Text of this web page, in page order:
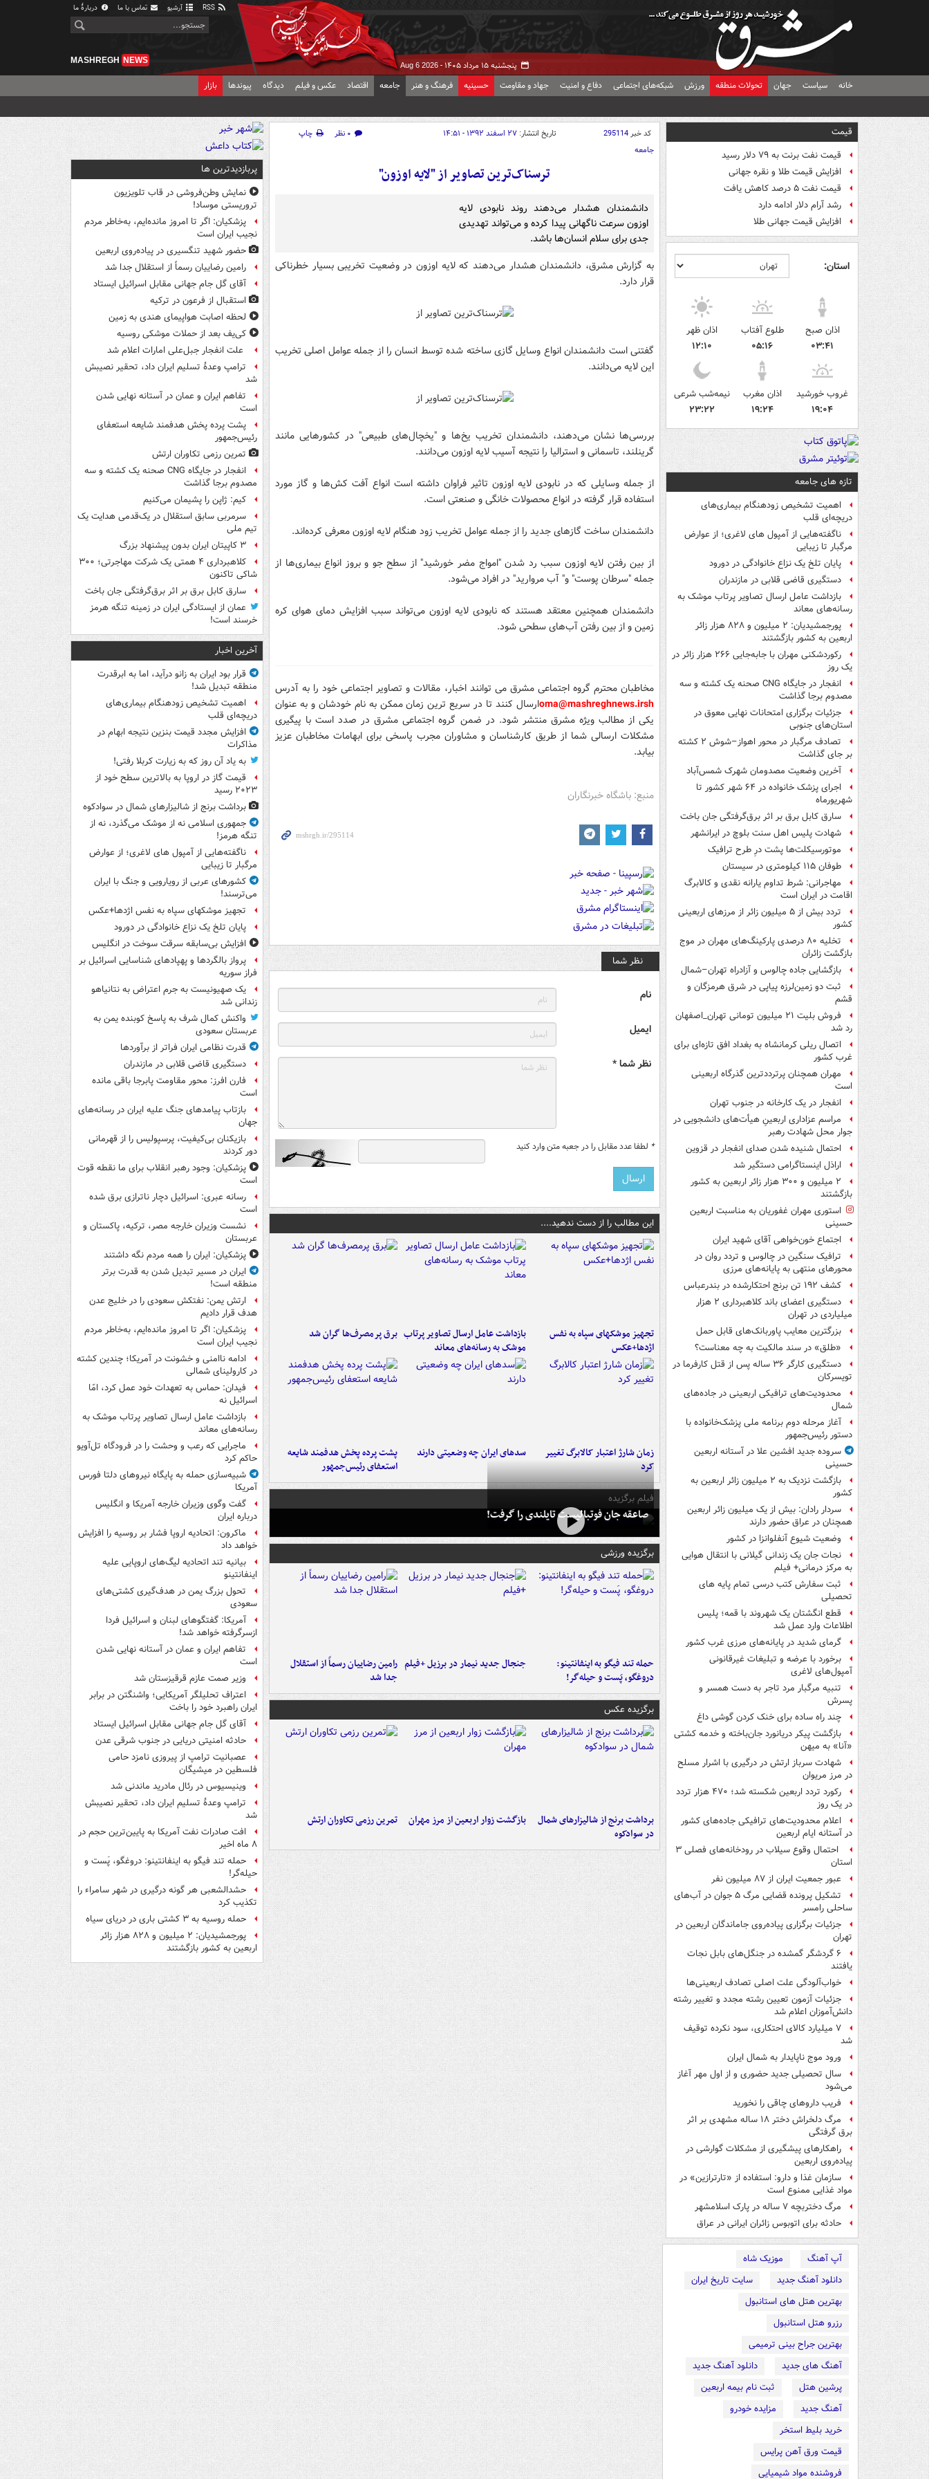
آرشیو تماس با ما دربارهٔ ما
پنجشنبه ۱۵ مرداد ۱۴۰۵ - Aug 6 2026
MASHREGH NEWS
خانه سیاست جهان تحولات منطقه ورزش شبکه‌های اجتماعی دفاع و امنیت جهاد و مقاومت حسینیه فرهنگ و هنر جامعه اقتصاد عکس و فیلم دیدگاه پیوندها بازار
قیمت
قیمت نفت برنت به ۷۹ دلار رسید
افزایش قیمت طلا و نقره جهانی
قیمت نفت ۵ درصد کاهش یافت
رشد آرام دلار ادامه دارد
افزایش قیمت جهانی طلا
استان:
اذان صبح
۰۳:۴۱
طلوع آفتاب
۰۵:۱۶
اذان ظهر
۱۲:۱۰
غروب خورشید
۱۹:۰۴
اذان مغرب
۱۹:۲۴
نیمه‌شب شرعی
۲۳:۲۲
تازه های جامعه
اهمیت تشخیص زودهنگام بیماری‌های
دریچه‌ای قلب
ناگفته‌هایی از آمپول های لاغری؛ از عوارض
مرگبار تا زیبایی
پایان تلخ یک نزاع خانوادگی در دورود
دستگیری قاضی قلابی در مازندران
بازداشت عامل ارسال تصاویر پرتاب موشک به
رسانه‌های معاند
پورجمشیدیان: ۲ میلیون و ۸۲۸ هزار زائر
اربعین به کشور بازگشتند
رکوردشکنی مهران با جابه‌جایی ۲۶۶ هزار زائر در
یک روز
انفجار در جایگاه CNG صحنه یک کشته و سه
مصدوم برجا گذاشت
جزئیات برگزاری امتحانات نهایی معوق در
استان‌های جنوبی
تصادف مرگبار در محور اهواز–شوش ۲ کشته
بر جای گذاشت
آخرین وضعیت مصدومان شهرک شمس‌آباد
اجرای پزشک خانواده در ۶۴ شهر کشور تا
شهریورماه
سارق کابل برق بر اثر برق‌گرفتگی جان باخت
شهادت پلیس اهل سنت بلوچ در ایرانشهر
موتورسیکلت‌ها پشت درِ طرح ترافیک
طوفان ۱۱۵ کیلومتری در سیستان
مهاجرانی: شرط تداوم یارانه نقدی و کالابرگ
اقامت در ایران است
تردد بیش از ۵ میلیون زائر از مرزهای اربعینی
کشور
تخلیه ۸۰ درصدی پارکینگ‌های مهران در موج
بازگشت زائران
بازگشایی جاده چالوس و آزادراه تهران–شمال
ثبت دو زمین‌لرزه پیاپی در شرق هرمزگان و
قشم
فروش بلیت ۲۱ میلیون تومانی تهران_اصفهان
رد شد
اتصال ریلی کرمانشاه به بغداد افق تازه‌ای برای
غرب کشور
مهران همچنان پرترددترین گذرگاه اربعینی
است
انفجار در یک کارخانه در جنوب تهران
مراسم عزاداری اربعینِ هیأت‌های دانشجویی در
جوار محل شهادت رهبر
احتمال شنیده شدن صدای انفجار در قزوین
اراذل اینستاگرامی دستگیر شد
۲ میلیون و ۳۰۰ هزار زائر اربعین به کشور
بازگشتند
استوری مهران غفوریان به مناسبت اربعین
حسینی
اجتماع خون‌خواهی آقای شهید ایران
ترافیک سنگین در چالوس و تردد روان در
محورهای منتهی به پایانه‌های مرزی
کشف ۱۹۲ تن برنج احتکارشده در بندرعباس
دستگیری اعضای باند کلاهبرداری ۲ هزار
میلیاردی در تهران
بزرگترین معایب پاوربانک‌های قابل حمل
«طلق» در سند مالکیت به چه معناست؟
دستگیری کارگر ۳۶ ساله پس از قتل کارفرما در
تویسرکان
محدودیت‌های ترافیکی اربعینی در جاده‌های
شمال‌
آغاز مرحله دوم برنامه ملی پزشک‌خانواده با
دستور رئیس‌جمهور
سروده جدید افشین علا در آستانه اربعین
حسینی
بازگشت نزدیک به ۲ میلیون زائر اربعین به
کشور
سردار رادان: بیش از یک میلیون زائر اربعین
همچنان در عراق حضور دارند
وضعیت شیوع آنفلوانزا در کشور
نجات جان یک زندانی گیلانی با انتقال هوایی
به مرکز درمانی+ فیلم
ثبت سفارش کتب درسی تمام پایه های
تحصیلی
قطع انگشتان یک شهروند با قمه؛ پلیس
اطلاعات وارد عمل شد
گرمای شدید در پایانه‌های مرزی غرب کشور
برخورد با عرضه و تبلیغات غیرقانونی
آمپول‌های لاغری
تنبیه مرگبار مرد تاجر به دست همسر و
پسرش
چند راه‌ ساده برای خنک کردن گوشی داغ
بازگشت پیکر دریانورد جان‌باخته و خدمه کشتی
«آنا» به میهن
شهادت سرباز ارتش در درگیری با اشرار مسلح
در مرز مریوان
رکورد تردد اربعین شکسته شد؛ ۴۷۰ هزار تردد
در یک روز
اعلام محدودیت‌های ترافیکی جاده‌های کشور
در آستانه ایام اربعین
احتمال وقوع سیلاب در رودخانه‌های فصلی ۳
استان
عبور جمعیت ایران از ۸۷ میلیون نفر
تشکیل پرونده قضایی مرگ ۵ جوان در آب‌های
ساحلی رامسر
جزئیات برگزاری پیاده‌روی جاماندگان اربعین در
تهران
۶ گردشگر گمشده در جنگل‌های بابل نجات
یافتند
خواب‌آلودگی علت اصلی تصادف اربعینی‌ها
جزئیات آزمون تعیین رشته مجدد و تغییر رشته
دانش‌آموزان اعلام شد
۷ میلیارد کالای احتکاری، سود نکرده توقیف
شد
ورود موج ناپایدار به شمال ایران
سال تحصیلی جدید حضوری و از اول مهر آغاز
می‌شود
فریب داروهای چاقی را نخورید
مرگ دلخراش دختر ۱۸ ساله مشهدی بر اثر
برق گرفتگی
راهکارهای پیشگیری از مشکلات گوارشی در
پیاده‌روی اربعین
سازمان غذا و دارو: استفاده از «تارترازین» در
مواد غذایی ممنوع است
مرگ دختربچه ۷ ساله در پارک اسلامشهر
حادثه برای اتوبوس زائران ایرانی در عراق
آپ آهنگ
موزیک شاه
دانلود آهنگ جدید
سایت تاریخ ایران
بهترین هتل های استانبول
رزرو هتل استانبول
بهترین جراح بینی ترمیمی
آهنگ های جدید
دانلود آهنگ جدید
پرشین هتل
ثبت نام بیمه اربعین
آهنگ جدید
مزایده خودرو
خرید بلیط استخر
قیمت ورق آهن پرایس
فروشنده مواد شیمیایی
کد خبر295114 تاریخ انتشار: ۲۷ اسفند ۱۳۹۲ - ۱۴:۵۱ ۰ نظر
چاپ
جامعه
ترسناک‌ترین تصاویر از "لایه اوزون"
دانشمندان هشدار می‌دهند روند نابودی لایه
اوزون سرعت ناگهانی پیدا کرده و می‌تواند تهدیدی
جدی برای سلام انسان‌ها باشد.
به گزارش مشرق، دانشمندان هشدار می‌دهند که لایه اوزون در وضعیت تخریبی بسیار خطرناکی
قرار دارد.
گفتنی است دانشمندان انواع وسایل گازی ساخته شده توسط انسان را از جمله عوامل اصلی تخریب
این لایه می‌دانند.
بررسی‌ها نشان می‌دهند، دانشمندان تخریب یخ‌ها و "یخچال‌های طبیعی" در کشورهایی مانند
گرینلند، تاسمانی و استرالیا را نتیجه آسیب لایه اوزون می‌دانند.
از جمله وسایلی که در نابودی لایه اوزون تاثیر فراوان داشته است انواع آفت کش‌ها و گاز مورد
استفاده قرار گرفته در انواع محصولات خانگی و صنعتی است.
دانشمندان ساخت گازهای‌ جدید را از جمله عوامل تخریب زود هنگام لایه اوزون معرفی کرده‌اند.
از بین رفتن لایه اوزون سبب رد شدن "امواج مضر خورشید" از سطح جو و بروز انواع بیماری‌ها از
جمله "سرطان پوست" و" آب مروارید" در افراد می‌شود.
دانشمندان همچنین معتقد هستند که نابودی لایه اوزون می‌تواند سبب افزایش دمای هوای کره
زمین و از بین رفتن آب‌های سطحی شود.
مخاطبان محترم گروه اجتماعی مشرق می توانند اخبار، مقالات و تصاویر اجتماعی خود را به آدرس
sh
oma@mashreghnews.irارسال کنند تا در سریع ترین زمان ممکن به نام خودشان و به عنوان
یکی از مطالب ویژه مشرق منتشر شود. در ضمن گروه اجتماعی مشرق در صدد است با پیگیری
مشکلات ارسالی شما از طریق کارشناسان و مشاوران مجرب پاسخی برای ابهامات مخاطبان عزیز
بیابد.
منبع: باشگاه خبرنگاران
نظر شما
نام
ایمیل
نظر شما *
* لطفا عدد مقابل را در جعبه متن وارد کنید
این مطالب را از دست ندهید....
تجهیز موشکهای سپاه به نفس
اژدها+عکس
بازداشت عامل ارسال تصاویر پرتاب
موشک به رسانه‌های معاند
برق پرمصرف‌ها گران شد
زمان شارژ اعتبار کالابرگ تغییر
کرد
سدهای ایران چه وضعیتی دارند
پشت پرده پخش هدفمند شایعه
استعفای رئیس‌جمهور
فیلم برگزیده
صاعقه جان فوتبالیست تایلندی را گرفت!
برگزیده ورزشی
حمله تند فیگو به اینفانتینو:
دروغگو، پَست‌ و حیله‌گر!
جنجال جدید نیمار در برزیل +فیلم رامین رضاییان رسماً از استقلال
جدا شد
برگزیده عکس
برداشت برنج از شالیزارهای شمال
در سوادکوه
بازگشت زوار اربعین از مرز مهران تمرین رزمی تکاوران ارتش
پربازدیدترین ها
نمایش وطن‌فروشی در قاب تلویزیون
تروریستی موساد!
پزشکیان: اگر تا امروز مانده‌ایم، به‌خاطر مردم
نجیب ایران است
حضور شهید تنگسیری در پیاده‌روی اربعین
رامین رضاییان رسماً از استقلال جدا شد
آقای گل جام جهانی مقابل اسرائیل ایستاد
استقبال از فرعون در ترکیه
لحظه اصابت هواپیمای هندی به زمین
کی‌یف بعد از حملات موشکی روسیه
علت انفجار جبل‌علی امارات اعلام شد
ترامپ وعدۀ تسلیم ایران داد، تحقیر نصیبش
شد
تفاهم ایران و عمان در آستانه نهایی شدن
است
پشت پرده پخش هدفمند شایعه استعفای
رئیس‌جمهور
تمرین رزمی تکاوران ارتش
انفجار در جایگاه CNG صحنه یک کشته و سه
مصدوم برجا گذاشت
کیم: ژاپن را پشیمان می‌کنیم
سرمربی سابق استقلال در یک‌قدمی هدایت یک
تیم ملی
۳ کاپیتان ایران بدون پیشنهاد بزرگ
کلاهبرداری ۴ همتی یک شرکت مهاجرتی؛ ۳۰۰
شاکی تاکنون
سارق کابل برق بر اثر برق‌گرفتگی جان باخت
عمان از ایستادگی ایران در زمینه تنگه هرمز
خرسند است!
آخرین اخبار
قرار بود ایران به زانو درآید، اما به ابرقدرت
منطقه تبدیل شد!
اهمیت تشخیص زودهنگام بیماری‌های
دریچه‌ای قلب
افزایش مجدد قیمت بنزین نتیجه ابهام در
مذاکرات
به یاد آن روز که به زیارت کربلا رفتی!
قیمت گاز در اروپا به بالاترین سطح خود از
۲۰۲۳ رسید
برداشت برنج از شالیزارهای شمال در سوادکوه
جمهوری اسلامی نه از موشک می‌گذرد، نه از
تنگه هرمز!
ناگفته‌هایی از آمپول های لاغری؛ از عوارض
مرگبار تا زیبایی
کشورهای عربی از رویارویی و جنگ با ایران
می‌ترسند!
تجهیز موشکهای سپاه به نفس اژدها+عکس
پایان تلخ یک نزاع خانوادگی در دورود
افزایش بی‌سابقه سرقت سوخت در انگلیس
پرواز بالگردها و پهپادهای شناسایی اسرائیل بر
فراز سوریه
یک صهیونیست به جرم اعتراض به نتانیاهو
زندانی شد
واکنش کمال شرف به پاسخ کوبنده یمن به
عربستان سعودی
قدرت نظامی ایران فراتر از برآوردها
دستگیری قاضی قلابی در مازندران
فارن افرز: محور مقاومت پابرجا باقی مانده
است
بازتاب پیامدهای جنگ علیه ایران در رسانه‌های
جهان
بازیکنان بی‌کیفیت، پرسپولیس را از قهرمانی
دور کردند
پزشکیان: وجود رهبر انقلاب برای ما نقطه قوت
است
رسانه عبری: اسرائیل دچار ناترازی برق شده
است
نشست وزیران خارجه مصر، ترکیه، پاکستان و
عربستان
پزشکیان: ایران را همه مردم نگه داشتند
ایران در مسیر تبدیل شدن به قدرت برتر
منطقه است!
ارتش یمن: نفتکش سعودی را در خلیج عدن
هدف قرار دادیم
پزشکیان: اگر تا امروز مانده‌ایم، به‌خاطر مردم
نجیب ایران است
ادامه ناامنی و خشونت در آمریکا؛ چندین کشته
در کارولینای شمالی
فیدان: حماس به تعهدات خود عمل کرد، امّا
اسرائیل نه
بازداشت عامل ارسال تصاویر پرتاب موشک به
رسانه‌های معاند
ماجرایی که رعب و وحشت را در فرودگاه تل‌آویو
حاکم کرد
شبیه‌سازی حمله به پایگاه نیروهای دلتا فورس
آمریکا
گفت وگوی وزیران خارجه آمریکا و انگلیس
درباره ایران
ماکرون: اتحادیه اروپا فشار بر روسیه را افزایش
خواهد داد
بیانیه تند اتحادیه لیگ‌های اروپایی علیه
اینفانتینو
تحول بزرگ یمن در هدف‌گیری کشتی‌های
سعودی
آمریکا: گفتگوهای لبنان و اسرائیل فردا
ازسرگرفته خواهد شد!
تفاهم ایران و عمان در آستانه نهایی شدن
است
وزیر صمت عازم قرقیزستان شد
اعتراف تحلیلگر آمریکایی؛ واشنگتن در برابر
ایران راهبرد خود را باخت
آقای گل جام جهانی مقابل اسرائیل ایستاد
حادثه امنیتی دریایی در جنوب شرقی عدن
عصبانیت ترامپ از پیروزی نامزد حامی
فلسطین در میشیگان
وینیسیوس در رئال مادرید ماندنی شد
ترامپ وعدۀ تسلیم ایران داد، تحقیر نصیبش
شد
افت صادرات نفت آمریکا به پایین‌ترین حجم در
۸ ماه اخیر
حمله تند فیگو به اینفانتینو: دروغگو، پَست‌ و
حیله‌گر!
حشدالشعبی هر گونه درگیری در شهر سامراء را
تکذیب کرد
حمله روسیه به ۳ کشتی باری در دریای سیاه
پورجمشیدیان: ۲ میلیون و ۸۲۸ هزار زائر
اربعین به کشور بازگشتند